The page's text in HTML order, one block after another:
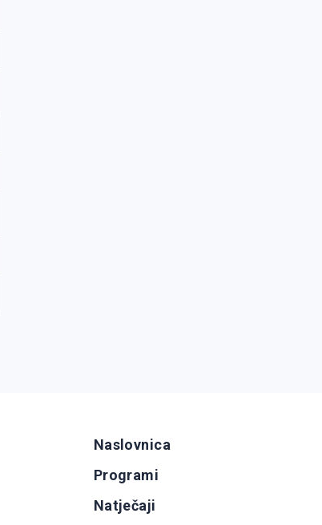
Naslovnica
Programi
Natječaji